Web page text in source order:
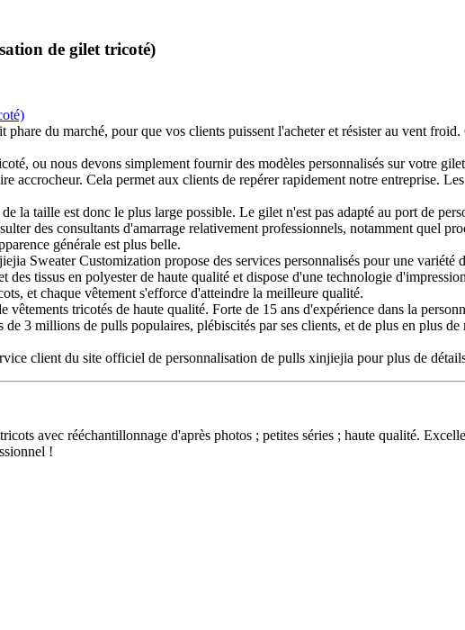
de gilet tricoté)
du marché, pour que vos clients puissent l'acheter et résister au vent
ou nous devons simplement fournir des modèles personnalisés sur votre
Cela permet aux clients de repérer rapidement notre entreprise.
la taille est donc le plus large possible. Le gilet n'est pas adapté au port de
des consultants d'amarrage relativement professionnels, notamment quel
générale est plus belle.
Sweater Customization propose des services personnalisés pour une variété
tissus en polyester de haute qualité et dispose d'une technologie
et chaque vêtement s'efforce d'atteindre la meilleure qualité.
tricotés de haute qualité. Forte de 15 ans d'expérience dans la
3 millions de pulls populaires, plébiscités par ses clients, et de plus en plus de
client du site officiel de personnalisation de pulls xinjiejia pour plus de
avec rééchantillonnage d'après photos ; petites séries ; haute qualité.
!